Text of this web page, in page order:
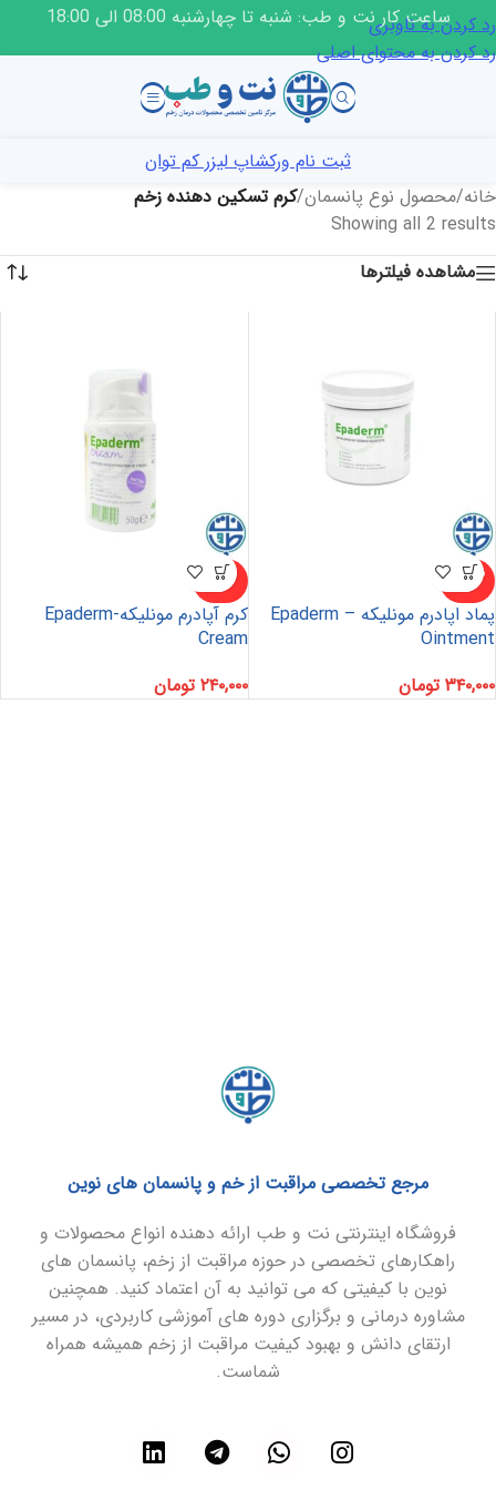
رد کردن به ناوبری
رد کردن به محتوای اصلی
ساعت کار نت و طب: شنبه تا چهارشنبه 08:00 الی 18:00
ثبت نام ورکشاپ لیزر کم توان
خانه/محصول نوع پانسمان/کرم تسکین دهنده زخم
Showing all 2 results
مشاهده فیلترها
ناموجو
د
پماد اپادرم مونلیکه – Epaderm
Ointment
۳۴۰,۰۰۰ تومان
ناموجو
د
کرم آپادرم مونلیکه-Epaderm
Cream
۲۴۰,۰۰۰ تومان
مرجع تخصصی مراقبت از خم و پانسمان های نوین
فروشگاه اینترنتی نت و طب ارائه دهنده انواع محصولات و
راهکارهای تخصصی در حوزه مراقبت از زخم، پانسمان های
نوین با کیفیتی که می توانید به آن اعتماد کنید. همچنین
مشاوره درمانی و برگزاری دوره های آموزشی کاربردی، در مسیر
ارتقای دانش و بهبود کیفیت مراقبت از زخم همیشه همراه
شماست.